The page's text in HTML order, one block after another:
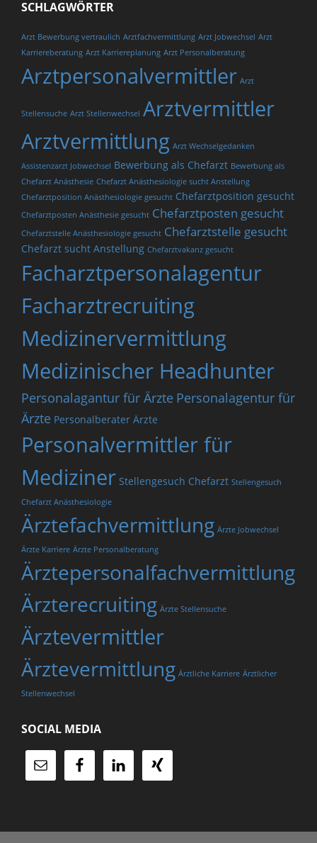
SCHLAGWÖRTER
Arzt Bewerbung vertraulich Arztfachvermittlung Arzt Jobwechsel Arzt
Karriereberatung Arzt Karriereplanung Arzt Personalberatung
Arztpersonalvermittler Arzt
Stellensuche Arzt Stellenwechsel Arztvermittler
Arztvermittlung Arzt Wechselgedanken
Assistenzarzt Jobwechsel Bewerbung als Chefarzt Bewerbung als
Chefarzt Anästhesie Chefarzt Anästhesiologie sucht Anstellung
Chefarztposition Anästhesiologie gesucht Chefarztposition gesucht
Chefarztposten Anästhesie gesucht Chefarztposten gesucht
Chefarztstelle Anästhesiologie gesucht Chefarztstelle gesucht
Chefarzt sucht Anstellung Chefarztvakanz gesucht
Facharztpersonalagentur
Facharztrecruiting
Medizinervermittlung
Medizinischer Headhunter
Personalagantur für Ärzte Personalagentur für
Ärzte Personalberater Ärzte
Personalvermittler für
Mediziner Stellengesuch Chefarzt Stellengesuch
Chefarzt Anästhesiologie
Ärztefachvermittlung Ärzte Jobwechsel
Ärzte Karriere Ärzte Personalberatung
Ärztepersonalfachvermittlung
Ärzterecruiting Ärzte Stellensuche
Ärztevermittler
Ärztevermittlung Ärztliche Karriere Ärztlicher
Stellenwechsel
SOCIAL MEDIA